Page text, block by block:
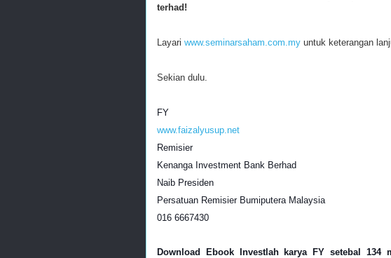
terhad!
Layari www.seminarsaham.com.my untuk keterangan
Sekian dulu.
FY
www.faizalyusup.net
Remisier
Kenanga Investment Bank Berhad
Naib Presiden
Persatuan Remisier Bumiputera Malaysia
016 6667430
Download Ebook Investlah karya FY setebal 134